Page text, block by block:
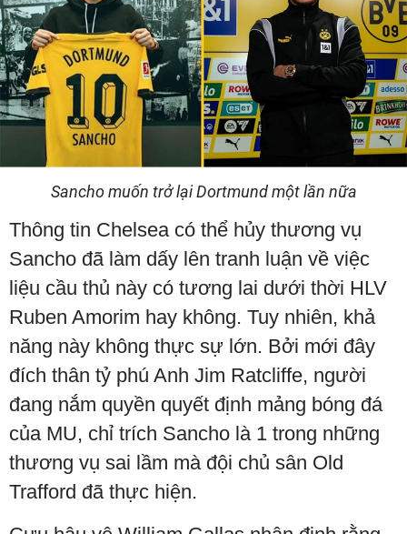
Sancho muốn trở lại Dortmund một lần nữa
Thông tin Chelsea có thể hủy thương vụ
Sancho đã làm dấy lên tranh luận về việc
liệu cầu thủ này có tương lai dưới thời HLV
Ruben Amorim hay không. Tuy nhiên, khả
năng này không thực sự lớn. Bởi mới đây
đích thân tỷ phú Anh Jim Ratcliffe, người
đang nắm quyền quyết định mảng bóng đá
của MU, chỉ trích Sancho là 1 trong những
thương vụ sai lầm mà đội chủ sân Old
Trafford đã thực hiện.